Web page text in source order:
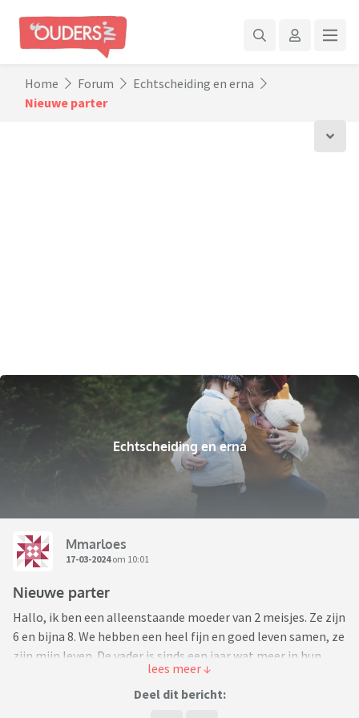
Home Forum
Echtscheiding en erna
Nieuwe parter
Echtscheiding en erna
Mmarloes
17-03-2024om 10:01
Nieuwe parter
Hallo, ik ben een alleenstaande moeder van 2 meisjes. Ze zijn
6 en bijna 8. We hebben een heel fijn en goed leven samen, ze
zijn mijn leven. De vader is sinds een jaar wat meer in hun
leven gelukkig. Ik heb in die 5 en half jaar dat ik alleen met ze
ben 1 keer een relatie gehad van een jaar. Hele lieve man
Deel dit bericht: